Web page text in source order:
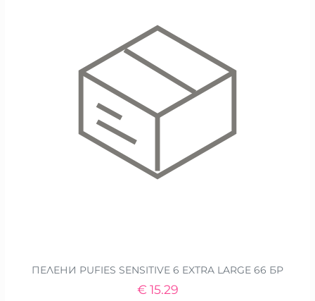
ПЕЛЕНИ PUFIES SENSITIVE 6 EXTRA LARGE 66 БР
15.29
€